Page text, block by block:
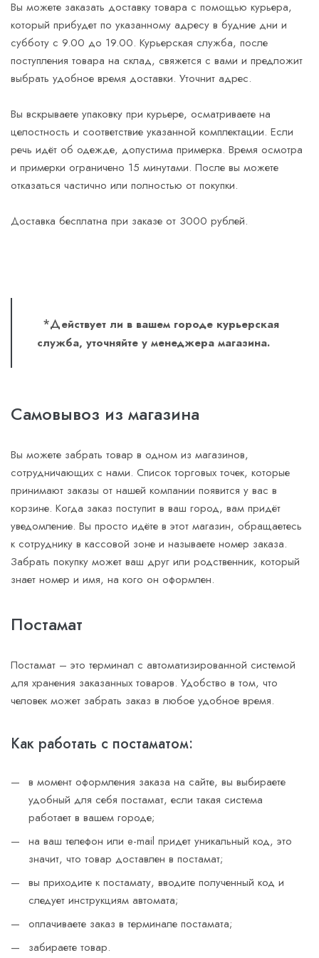
Вы можете заказать доставку товара с помощью курьера,
который прибудет по указанному адресу в будние дни и
субботу с 9.00 до 19.00. Курьерская служба, после
поступления товара на склад, свяжется с вами и предложит
выбрать удобное время доставки. Уточнит адрес.
Вы вскрываете упаковку при курьере, осматриваете на
целостность и соответствие указанной комплектации. Если
речь идёт об одежде, допустима примерка. Время осмотра
и примерки ограничено 15 минутами. После вы можете
отказаться частично или полностью от покупки.
Доставка бесплатна при заказе от 3000 рублей.
*Действует ли в вашем городе курьерская
служба, уточняйте у менеджера магазина.
Самовывоз из магазина
Вы можете забрать товар в одном из магазинов,
сотрудничающих с нами. Список торговых точек, которые
принимают заказы от нашей компании появится у вас в
корзине. Когда заказ поступит в ваш город, вам придёт
уведомление. Вы просто идёте в этот магазин, обращаетесь
к сотруднику в кассовой зоне и называете номер заказа.
Забрать покупку может ваш друг или родственник, который
знает номер и имя, на кого он оформлен.
Постамат
Постамат – это терминал с автоматизированной системой
для хранения заказанных товаров. Удобство в том, что
человек может забрать заказ в любое удобное время.
Как работать с постаматом:
в момент оформления заказа на сайте, вы выбираете
удобный для себя постамат, если такая система
работает в вашем городе;
на ваш телефон или e-mail придет уникальный код, это
значит, что товар доставлен в постамат;
вы приходите к постамату, вводите полученный код и
следует инструкциям автомата;
оплачиваете заказ в терминале постамата;
забираете товар.
Косметика и парфюмерия
Игрушки
Доставка еды